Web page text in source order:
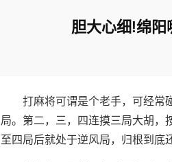
胆大心细!绵
打麻将可谓是个老手，可经常
局。第二，三，四连摸三局大胡，
至四局后就处于逆风局，归根到底